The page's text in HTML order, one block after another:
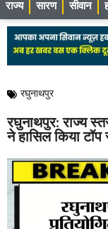
राज्य सारण सीवान
रघुनाथपुर
रघुनाथपुर: राज्य
ने हासिल किया टॉप